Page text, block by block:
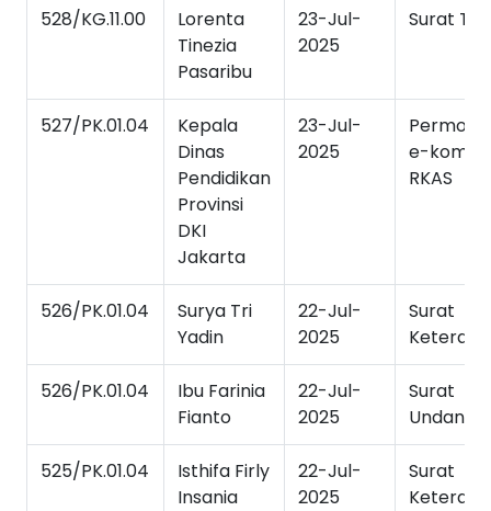
528/KG.11.00
Lorenta
Tinezia
Pasaribu
23-Jul-
2025
Surat
527/PK.01.04
Kepala
Dinas
Pendidikan
Provinsi
DKI
Jakarta
23-Jul-
2025
e-
RKAS
526/PK.01.04
Surya Tri
Yadin
22-Jul-
2025
Surat
526/PK.01.04
Ibu Farinia
Fianto
22-Jul-
2025
Surat
525/PK.01.04
Isthifa Firly
Insania
22-Jul-
2025
Surat